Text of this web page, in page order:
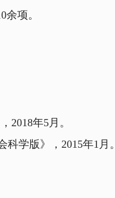
项。
年5月。
学版》，2015年1月。